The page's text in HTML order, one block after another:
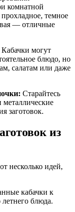
комнатной
темное
— отличные
Кабачки могут
блюдо, но
салатам или даже
Старайтесь
заготовок.
из
несколько идей,
кабачки к
блюда.